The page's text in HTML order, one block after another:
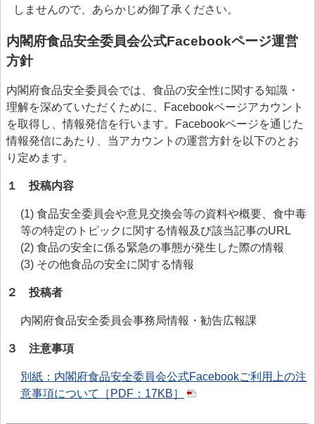
しませんので、あらかじめ御了承ください。
内閣府食品安全委員会公式Facebookページ運営
方針
内閣府食品安全委員会では、食品の安全性に関する知識・
理解を深めていただくために、Facebookページアカウント
を取得し、情報発信を行います。Facebookページを通じた
情報発信にあたり、当アカウントの運営方針を以下のとお
り定めます。
１ 投稿内容
(1) 食品安全委員会や意見交換会等の資料や概要、食中毒
等の特定のトピックに関する情報及び該当記事のURL
(2) 食品の安全に係る緊急の事態が発生した際の情報
(3) その他食品の安全に関する情報
２ 投稿者
内閣府食品安全委員会事務局情報・勧告広報課
３ 注意事項
別紙：内閣府食品安全委員会公式Facebookご利用上の注
意事項について［PDF：17KB］